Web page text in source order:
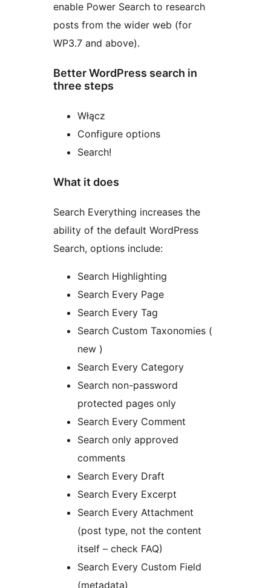
enable Power Search to research
posts from the wider web (for
WP3.7 and above).
Better WordPress search in
three steps
Włącz
Configure options
Search!
What it does
Search Everything increases the
ability of the default WordPress
Search, options include:
Search Highlighting
Search Every Page
Search Every Tag
Search Custom Taxonomies (
new )
Search Every Category
Search non-password
protected pages only
Search Every Comment
Search only approved
comments
Search Every Draft
Search Every Excerpt
Search Every Attachment
(post type, not the content
itself – check FAQ)
Search Every Custom Field
(metadata)